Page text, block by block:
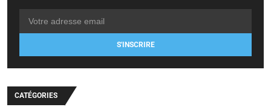
S'INSCRIRE
CATÉGORIES